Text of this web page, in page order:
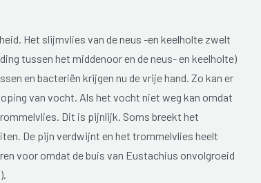
Het slijmvlies van de neus -en keelholte zwelt
tussen het middenoor en de neus- en keelholte)
en bacteriën krijgen nu de vrije hand. Zo kan er
van vocht. Als het vocht niet weg kan omdat
Dit is pijnlijk. Soms breekt het
De pijn verdwijnt en het trommelvlies heelt
voor omdat de buis van Eustachius onvolgroeid